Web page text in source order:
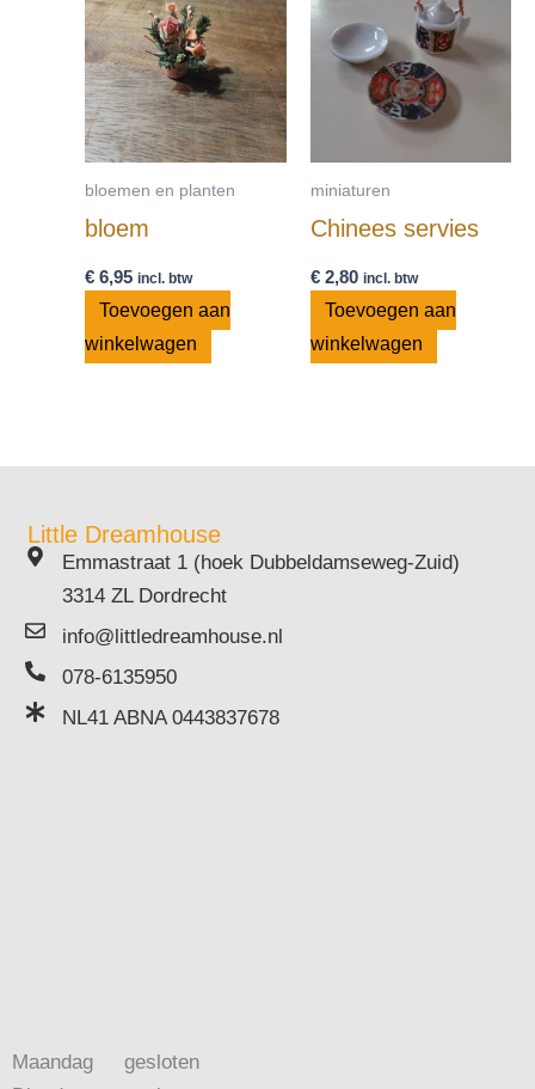
bloemen en planten
bloem
€ 6,95 incl. btw
Toevoegen aan
winkelwagen
miniaturen
Chinees servies
€2,80 incl. btw
Toevoegen aan
winkelwagen
Little Dreamhouse
Emmastraat 1 (hoek Dubbeldamseweg-Zuid)
3314 ZL Dordrecht
info@littledreamhouse.nl
078-6135950
NL41 ABNA 0443837678
Maandag
gesloten